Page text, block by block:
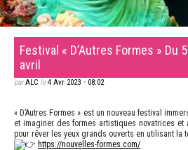
Festival « D’Autres Formes » Du
avril
parALC le4 Avr 2023 • 08:02
« D’Autres Formes » est un nouveau festival
et imaginer des formes artistiques novatrices et
pour rêver les yeux grands ouverts en utilisant la
https://nouvelles-formes.com/